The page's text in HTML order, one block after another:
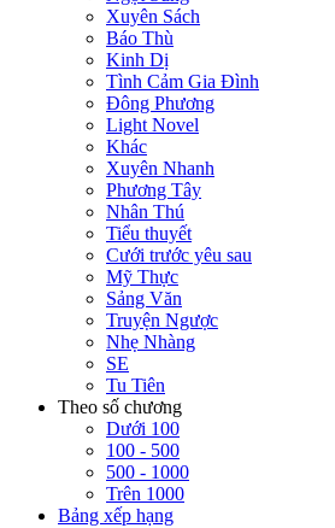
Xuyên Sách
Báo Thù
Kinh Dị
Tình Cảm Gia Đình
Đông Phương
Light Novel
Khác
Xuyên Nhanh
Phương Tây
Nhân Thú
Tiểu thuyết
Cưới trước yêu sau
Mỹ Thực
Sảng Văn
Truyện Ngược
Nhẹ Nhàng
SE
Tu Tiên
Theo số chương
Dưới 100
100 - 500
500 - 1000
Trên 1000
Bảng xếp hạng